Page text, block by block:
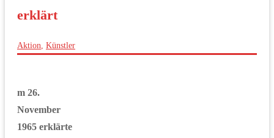
erklärt
Aktion, Künstler
m 26.
November
1965 erklärte